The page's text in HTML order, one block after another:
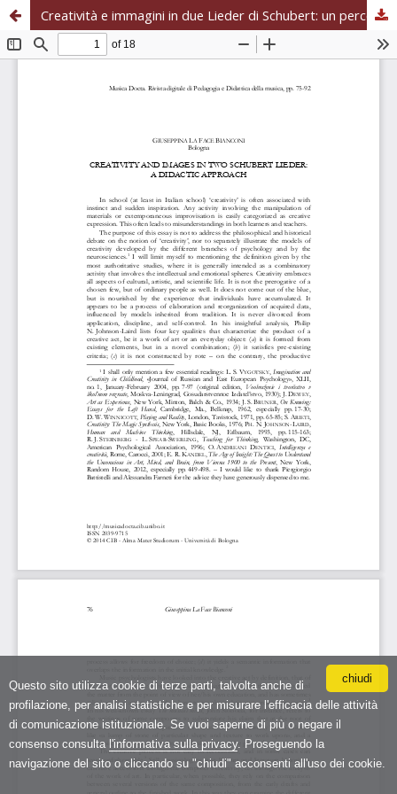
chiudi
Questo sito utilizza cookie di terze parti, talvolta anche di
profilazione, per analisi statistiche e per misurare l'efficacia delle attività
di comunicazione istituzionale. Se vuoi saperne di più o negare il
consenso consulta l'informativa sulla privacy. Proseguendo la
navigazione del sito o cliccando su "chiudi" acconsenti all'uso dei cookie.
Creatività e immagini in due Lieder di Schubert: un percorso didattico